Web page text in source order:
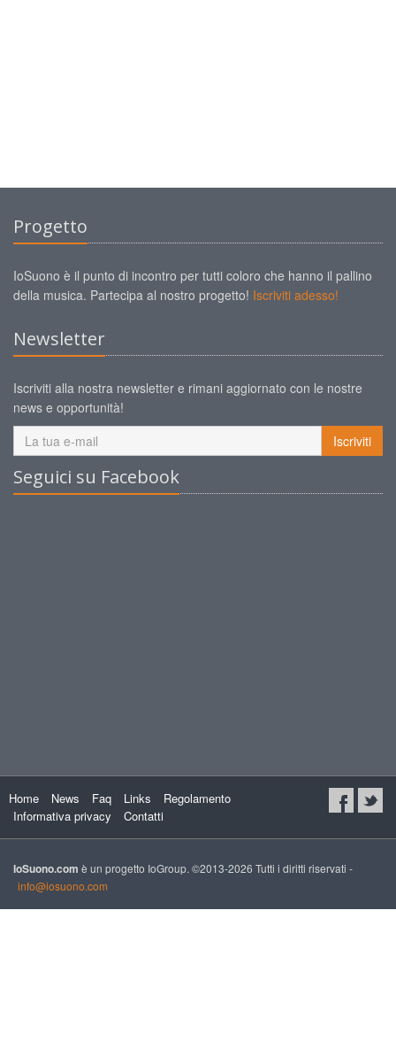
Progetto
IoSuono è il punto di incontro per tutti coloro che hanno il pallino
della musica. Partecipa al nostro progetto! Iscriviti adesso!
Newsletter
Iscriviti alla nostra newsletter e rimani aggiornato con le nostre
news e opportunità!
Iscriviti
Seguici su Facebook
Home News Faq Links
Regolamento
Informativa privacy
Contatti
IoSuono.com è un progetto IoGroup. ©2013-2026 Tutti i diritti riservati -
info@iosuono.com